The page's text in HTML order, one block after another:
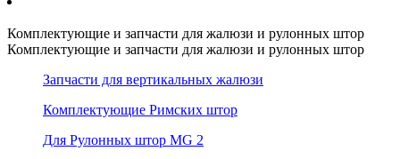
Комплектующие и запчасти для жалюзи и рулонных штор
Комплектующие и запчасти для жалюзи и рулонных штор
Запчасти для вертикальных жалюзи
Комплектующие Римских штор
Для Рулонных штор MG 2